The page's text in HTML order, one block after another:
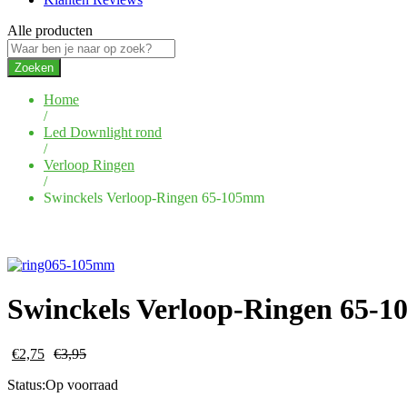
Alle producten
Zoeken
Home
/
Led Downlight rond
/
Verloop Ringen
/
Swinckels Verloop-Ringen 65-105mm
Swinckels Verloop-Ringen 65-
€2,75 €3,95
Status:Op voorraad